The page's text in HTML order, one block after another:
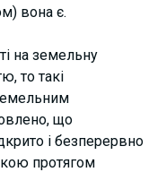
вона є.
на земельну
то такі
що
і безперервно
протягом